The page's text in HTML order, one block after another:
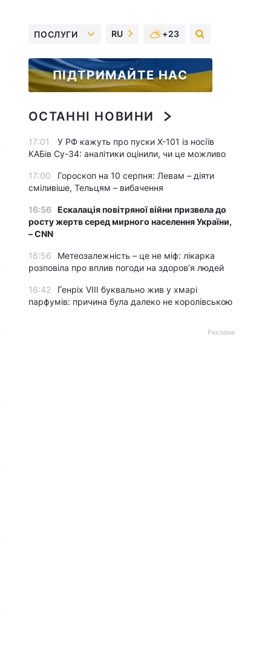
ПОСЛУГИ RU +23
ПІДТРИМАЙТЕ НАС
ОСТАННІ НОВИНИ
17:01
У РФ кажуть про пуски Х-101 із носіїв
КАБів Су-34: аналітики оцінили, чи це можливо
17:00
Гороскоп на 10 серпня: Левам – діяти
сміливіше, Тельцям – вибачення
16:56
Ескалація повітряної війни призвела до
росту жертв серед мирного населення України,
– CNN
16:56
Метеозалежність – це не міф: лікарка
розповіла про вплив погоди на здоров’я людей
16:42
Генріх VIII буквально жив у хмарі
парфумів: причина була далеко не королівською
Реклама